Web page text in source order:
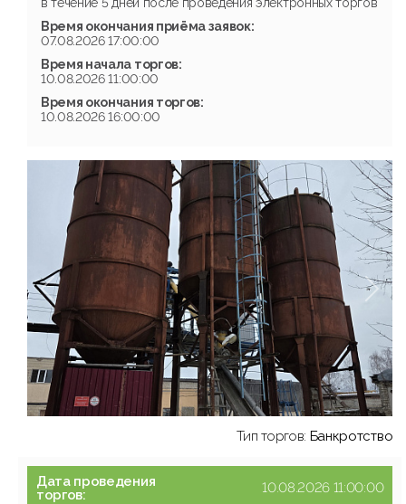
Время окончания приёма заявок:
07.08.2026 17:00:00
Время начала торгов:
10.08.2026 11:00:00
Время окончания торгов:
10.08.2026 16:00:00
Тип торгов: Банкротство
Дата проведения
торгов:
10.08.2026 11:00:00